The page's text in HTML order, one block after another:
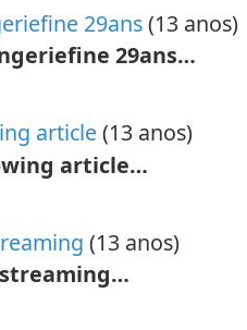
29ans(13 anos)
29ans…
article(13 anos)
article…
(13 anos)